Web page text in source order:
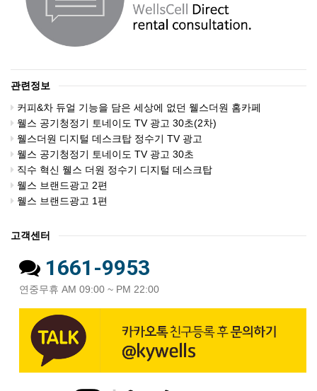
관련정보
커피&차 듀얼 기능을 담은 세상에 없던 웰스더원 홈카페
웰스 공기청정기 토네이도 TV 광고 30초(2차)
웰스더원 디지털 데스크탑 정수기 TV 광고
웰스 공기청정기 토네이도 TV 광고 30초
직수 혁신 웰스 더원 정수기 디지털 데스크탑
웰스 브랜드광고 2편
웰스 브랜드광고 1편
고객센터
1661-9953
연중무휴 AM 09:00 ~ PM 22:00